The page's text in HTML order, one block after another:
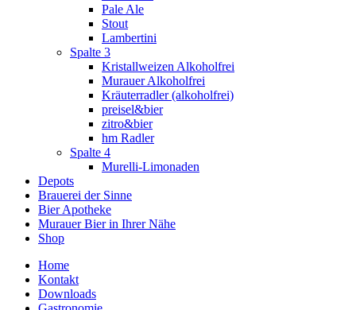
Pale Ale
Stout
Lambertini
Spalte 3
Kristallweizen Alkoholfrei
Murauer Alkoholfrei
Kräuterradler (alkoholfrei)
preisel&bier
zitro&bier
hm Radler
Spalte 4
Murelli-Limonaden
Depots
Brauerei der Sinne
Bier Apotheke
Murauer Bier in Ihrer Nähe
Shop
Home
Kontakt
Downloads